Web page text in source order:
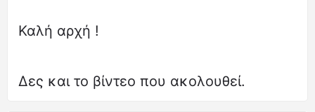
Καλή αρχή !
Δες και το βίντεο που ακολουθεί.